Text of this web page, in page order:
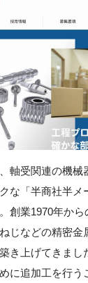
軸受関連の機械
な「半商社半メ
創業1970年から
じなどの精密金
き上げてきまし
に追加工を行う